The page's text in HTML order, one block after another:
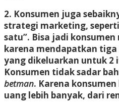
2. Konsumen juga
strategi marketing,
satu”. Bisa jadi
karena mendapatkan
yang dikeluarkan untuk 2
Konsumen tidak sadar
betman. Karena
uang lebih banyak, dari